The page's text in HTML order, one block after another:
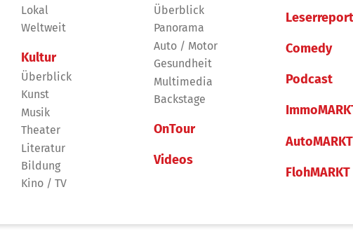
Lokal
Weltweit
Kultur
Überblick
Kunst
Musik
Theater
Literatur
Bildung
Kino / TV
Überblick
Panorama
Auto / Motor
Gesundheit
Multimedia
Backstage
OnTour
Videos
Comedy
Podcast
AutoMARKT
FlohMARKT